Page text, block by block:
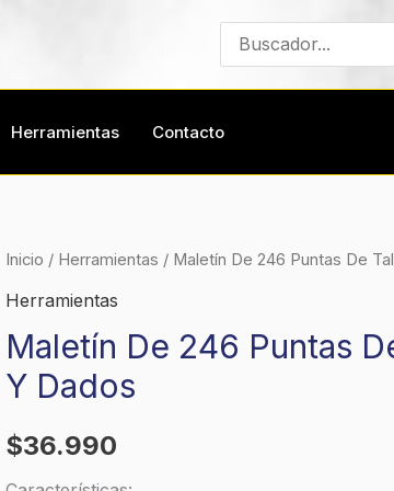
Buscar
por:
Herramientas Contacto
Inicio / Herramientas / Maletín De 246 Puntas De
Herramientas
Maletín De 246 Puntas
Y Dados
$36.990
Maletín
De
Puntas
De
Brocas
Y